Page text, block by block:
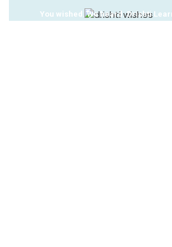
You wished. We heard. Drishti